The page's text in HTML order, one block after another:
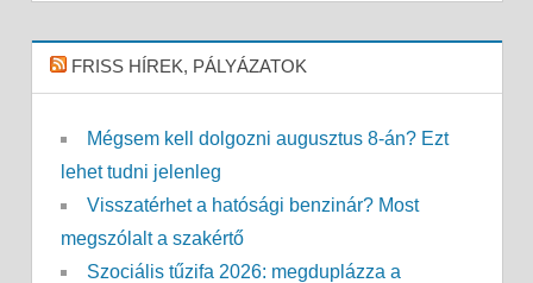
FRISS HÍREK, PÁLYÁZATOK
Mégsem kell dolgozni augusztus 8-án? Ezt
lehet tudni jelenleg
Visszatérhet a hatósági benzinár? Most
megszólalt a szakértő
Szociális tűzifa 2026: megduplázza a